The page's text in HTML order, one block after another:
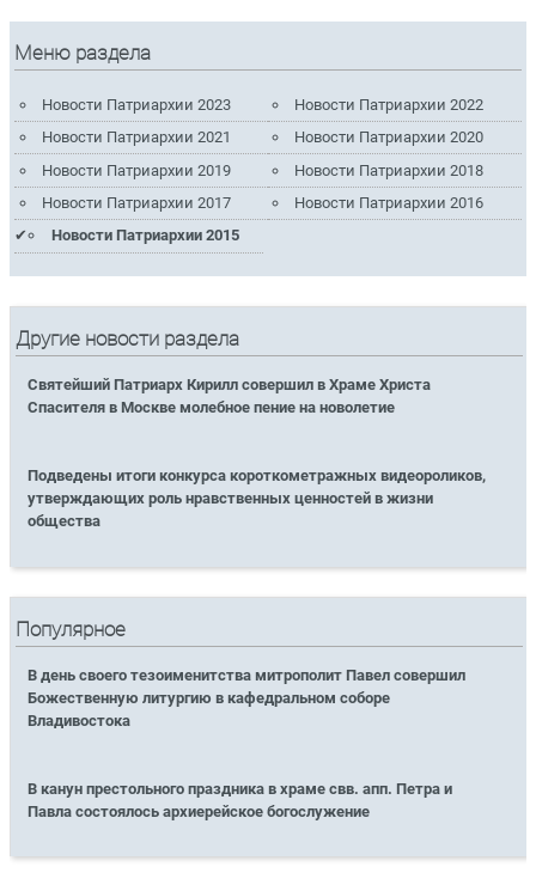
Меню раздела
Новости Патриархии 2023
Новости Патриархии 2022
Новости Патриархии 2021
Новости Патриархии 2020
Новости Патриархии 2019
Новости Патриархии 2018
Новости Патриархии 2017
Новости Патриархии 2016
Новости Патриархии 2015
Другие новости раздела
Святейший Патриарх Кирилл совершил в Храме Христа
Спасителя в Москве молебное пение на новолетие
Подведены итоги конкурса короткометражных видеороликов,
утверждающих роль нравственных ценностей в жизни
общества
Популярное
В день своего тезоименитства митрополит Павел совершил
Божественную литургию в кафедральном соборе
Владивостока
В канун престольного праздника в храме свв. апп. Петра и
Павла состоялось архиерейское богослужение